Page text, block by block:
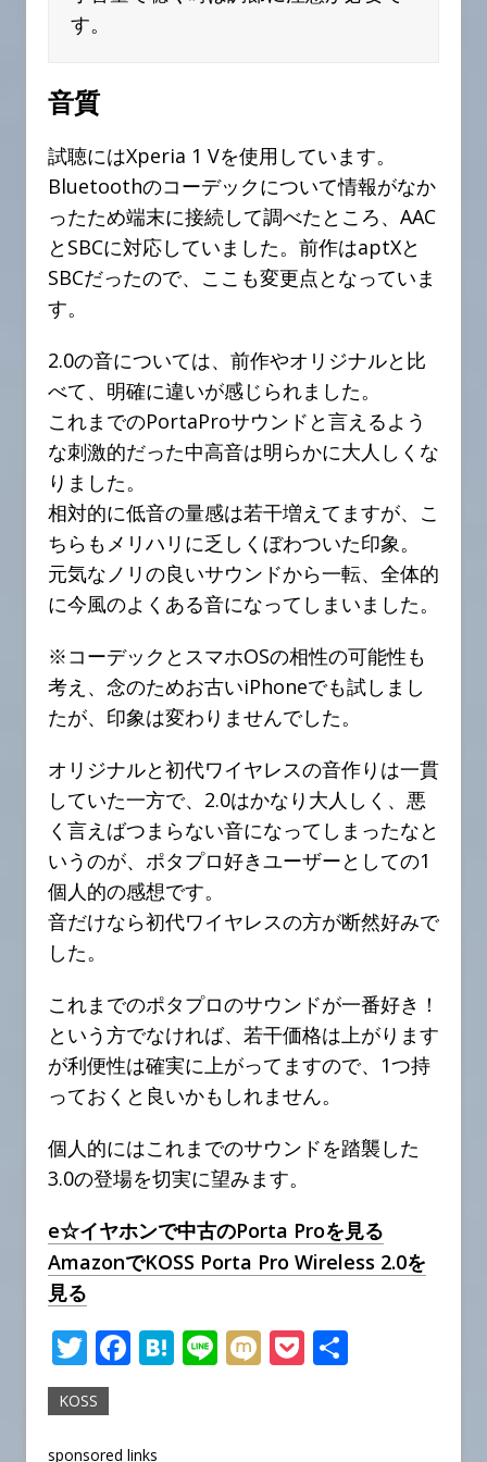
す。
音質
試聴にはXperia 1 Vを使用しています。
Bluetoothのコーデックについて情報がなか
ったため端末に接続して調べたところ、AAC
とSBCに対応していました。前作はaptXと
SBCだったので、ここも変更点となっていま
す。
2.0の音については、前作やオリジナルと比
べて、明確に違いが感じられました。
これまでのPortaProサウンドと言えるよう
な刺激的だった中高音は明らかに大人しくな
りました。
相対的に低音の量感は若干増えてますが、こ
ちらもメリハリに乏しくぼわついた印象。
元気なノリの良いサウンドから一転、全体的
に今風のよくある音になってしまいました。
※コーデックとスマホOSの相性の可能性も
考え、念のためお古いiPhoneでも試しまし
たが、印象は変わりませんでした。
オリジナルと初代ワイヤレスの音作りは一貫
していた一方で、2.0はかなり大人しく、悪
く言えばつまらない音になってしまったなと
いうのが、ポタプロ好きユーザーとしての1
個人的の感想です。
音だけなら初代ワイヤレスの方が断然好みで
した。
これまでのポタプロのサウンドが一番好き！
という方でなければ、若干価格は上がります
が利便性は確実に上がってますので、1つ持
っておくと良いかもしれません。
個人的にはこれまでのサウンドを踏襲した
3.0の登場を切実に望みます。
e☆イヤホンで中古のPorta Proを見る
AmazonでKOSS Porta Pro Wireless 2.0を
見る
T
w
it
te
F
e
H Li M P
KOSS
sponsored links